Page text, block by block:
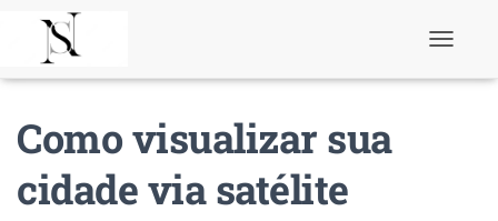
Como visualizar sua
cidade via satélite